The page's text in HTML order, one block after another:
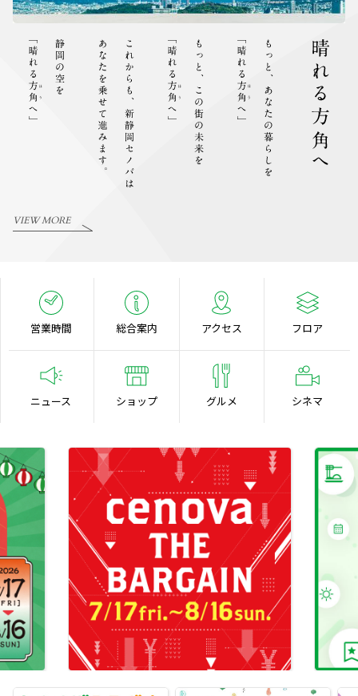
VIEW MORE
営業時間 総合案内 アクセス フロア
ニュース ショップ グルメ シネマ